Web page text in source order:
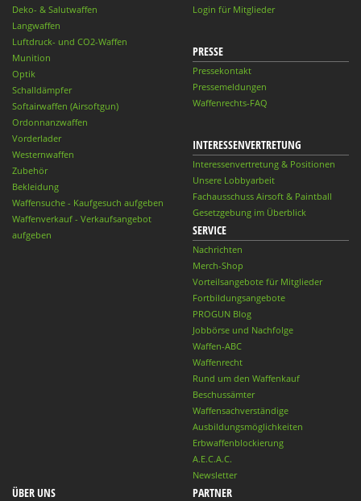
Deko- & Salutwaffen
Langwaffen
Luftdruck- und CO2-Waffen
Munition
Optik
Schalldämpfer
Softairwaffen (Airsoftgun)
Ordonnanzwaffen
Vorderlader
Westernwaffen
Zubehör
Bekleidung
Waffensuche - Kaufgesuch aufgeben
Waffenverkauf - Verkaufsangebot
aufgeben
Login für Mitglieder
PRESSE
Pressekontakt
Pressemeldungen
Waffenrechts-FAQ
INTERESSENVERTRETUNG
Interessenvertretung & Positionen
Unsere Lobbyarbeit
Fachausschuss Airsoft & Paintball
Gesetzgebung im Überblick
SERVICE
Nachrichten
Merch-Shop
Vorteilsangebote für Mitglieder
Fortbildungsangebote
PROGUN Blog
Jobbörse und Nachfolge
Waffen-ABC
Waffenrecht
Rund um den Waffenkauf
Beschussämter
Waffensachverständige
Ausbildungsmöglichkeiten
Erbwaffenblockierung
A.E.C.A.C.
Newsletter
ÜBER UNS PARTNER